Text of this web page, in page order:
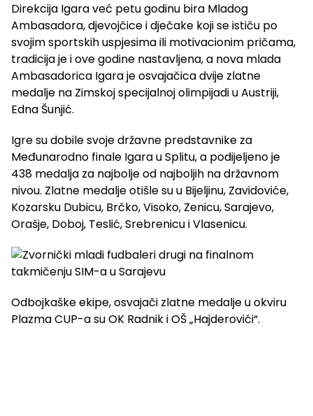
Direkcija Igara već petu godinu bira Mladog
Ambasadora, djevojčice i dječake koji se ističu po
svojim sportskih uspjesima ili motivacionim pričama,
tradicija je i ove godine nastavljena, a nova mlada
Ambasadorica Igara je osvajačica dvije zlatne
medalje na Zimskoj specijalnoj olimpijadi u Austriji,
Edna Šunjić.
Igre su dobile svoje državne predstavnike za
Međunarodno finale Igara u Splitu, a podijeljeno je
438 medalja za najbolje od najboljih na državnom
nivou. Zlatne medalje otišle su u Bijeljinu, Zavidoviće,
Kozarsku Dubicu, Brčko, Visoko, Zenicu, Sarajevo,
Orašje, Doboj, Teslić, Srebrenicu i Vlasenicu.
Odbojkaške ekipe, osvajači zlatne medalje u okviru
Plazma CUP-a su OK Radnik i OŠ „Hajderovići“.